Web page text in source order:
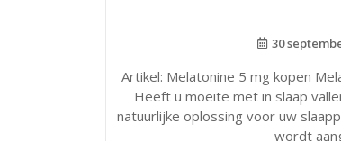
30
Artikel: Melatonine 5 mg kopen
Heeft u moeite met in slaap
natuurlijke oplossing voor uw
wordt